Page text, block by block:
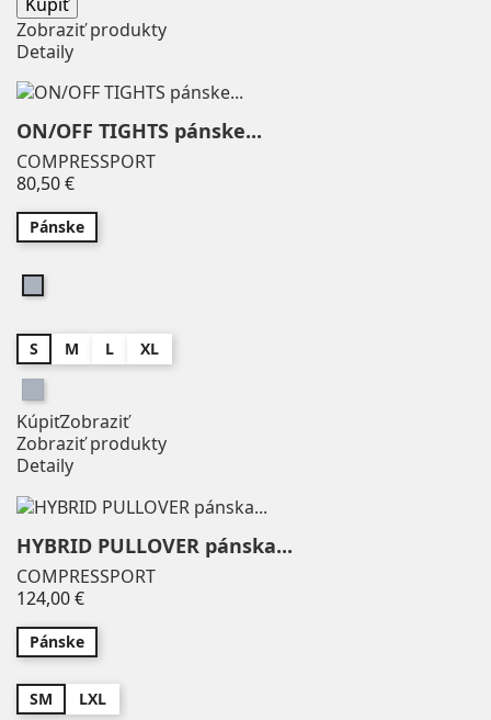
Junior
Pánske 95
ZOBRAZIŤ PRODUKTY199
Zobraziť produkty
Detaily
ON/OFF TIGHTS pánske...
COMPRESSPORT
80,50 €Price
Pánske
S M L XL
KúpiťZobraziť
Zobraziť produkty
Detaily
HYBRID PULLOVER pánska...
COMPRESSPORT
124,00 €Price
Pánske
SM LXL